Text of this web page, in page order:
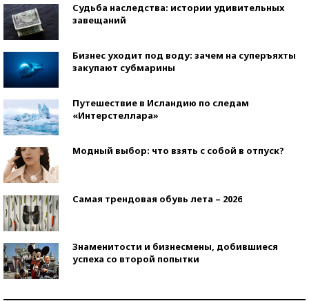
Судьба наследства: истории удивительных
завещаний
Бизнес уходит под воду: зачем на суперъяхты
закупают субмарины
Путешествие в Исландию по следам
«Интерстеллара»
Модный выбор: что взять с собой в отпуск?
Самая трендовая обувь лета – 2026
Знаменитости и бизнесмены, добившиеся
успеха со второй попытки